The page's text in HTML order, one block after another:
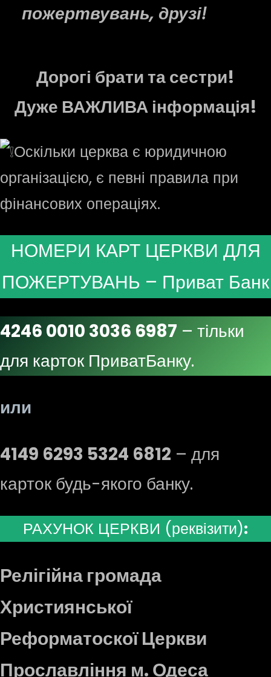
пожертвувань, друзі!
Дорогі брати та сестри!
Дуже ВАЖЛИВА інформація!
Оскільки церква є юридичною
організацією, є певні правила при
фінансових операціях.
НОМЕРИ КАРТ ЦЕРКВИ ДЛЯ
ПОЖЕРТУВАНЬ – Приват Банк
4246 0010 3036 6987 – тільки
для карток ПриватБанку.
или
4149 6293 5324 6812 – для
карток будь-якого банку.
РАХУНОК ЦЕРКВИ (реквізити):
Релігійна громада
Християнської
Реформатоскої Церкви
Прославління м. Одеса